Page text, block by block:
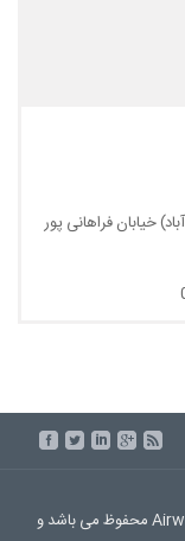
خیابان فراهانی پور
تمامی حقوق این سایت نزد نمایندگی چیلرهای Airwave محفوظ می باشد و